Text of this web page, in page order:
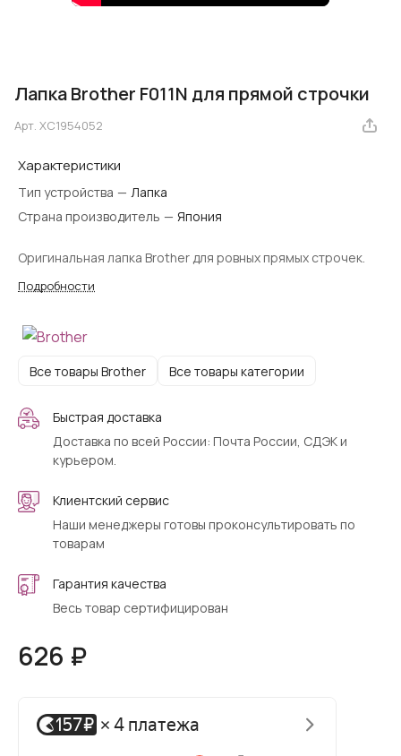
Лапка Brother F011N для прямой строчки
Арт. XC1954052
Характеристики
Тип устройства — Лапка
Страна производитель — Япония
Оригинальная лапка Brother для ровных прямых строчек.
Подробности
Все товары Brother Все товары категории
Быстрая доставка
Доставка по всей России: Почта России, СДЭК и
курьером.
Клиентский сервис
Наши менеджеры готовы проконсультировать по
товарам
Гарантия качества
Весь товар сертифицирован
626 ₽